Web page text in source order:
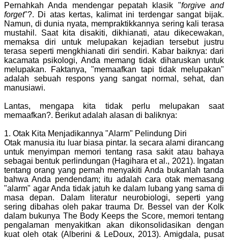
Pernahkah Anda mendengar pepatah klasik "forgive and
forget"?. Di atas kertas, kalimat ini terdengar sangat bijak.
Namun, di dunia nyata, mempraktikkannya sering kali terasa
mustahil. Saat kita disakiti, dikhianati, atau dikecewakan,
memaksa diri untuk melupakan kejadian tersebut justru
terasa seperti mengkhianati diri sendiri. Kabar baiknya: dari
kacamata psikologi, Anda memang tidak diharuskan untuk
melupakan. Faktanya, "memaafkan tapi tidak melupakan"
adalah sebuah respons yang sangat normal, sehat, dan
manusiawi.
Lantas, mengapa kita tidak perlu melupakan saat
memaafkan?. Berikut adalah alasan di baliknya:
1. Otak Kita Menjadikannya "Alarm" Pelindung Diri
Otak manusia itu luar biasa pintar. Ia secara alami dirancang
untuk menyimpan memori tentang rasa sakit atau bahaya
sebagai bentuk perlindungan (Hagihara et al., 2021). Ingatan
tentang orang yang pernah menyakiti Anda bukanlah tanda
bahwa Anda pendendam; itu adalah cara otak memasang
"alarm" agar Anda tidak jatuh ke dalam lubang yang sama di
masa depan. Dalam literatur neurobiologi, seperti yang
sering dibahas oleh pakar trauma Dr. Bessel van der Kolk
dalam bukunya The Body Keeps the Score, memori tentang
pengalaman menyakitkan akan dikonsolidasikan dengan
kuat oleh otak (Alberini & LeDoux, 2013). Amigdala, pusat